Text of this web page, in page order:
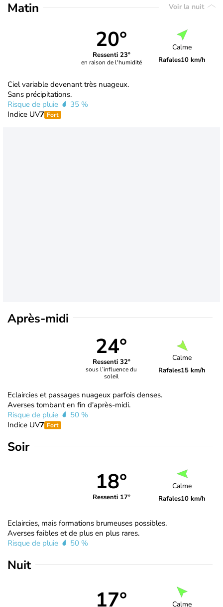
Matin Voir la nuit
20°
Ressenti 23°
en raison de l'humidité
Calme
Rafales10 km/h
Ciel variable devenant très nuageux.
Sans précipitations.
Risque de pluie
35 %
Indice UV7 Fort
Après-midi
24°
Ressenti 32°
sous l’influence du
soleil
Calme
Rafales15 km/h
Eclaircies et passages nuageux parfois denses.
Averses tombant en fin d'après-midi.
Risque de pluie
50 %
Indice UV7 Fort
Soir
18°
Ressenti 17°
Calme
Rafales10 km/h
Eclaircies, mais formations brumeuses possibles.
Averses faibles et de plus en plus rares.
Risque de pluie
50 %
Nuit
17° Calme